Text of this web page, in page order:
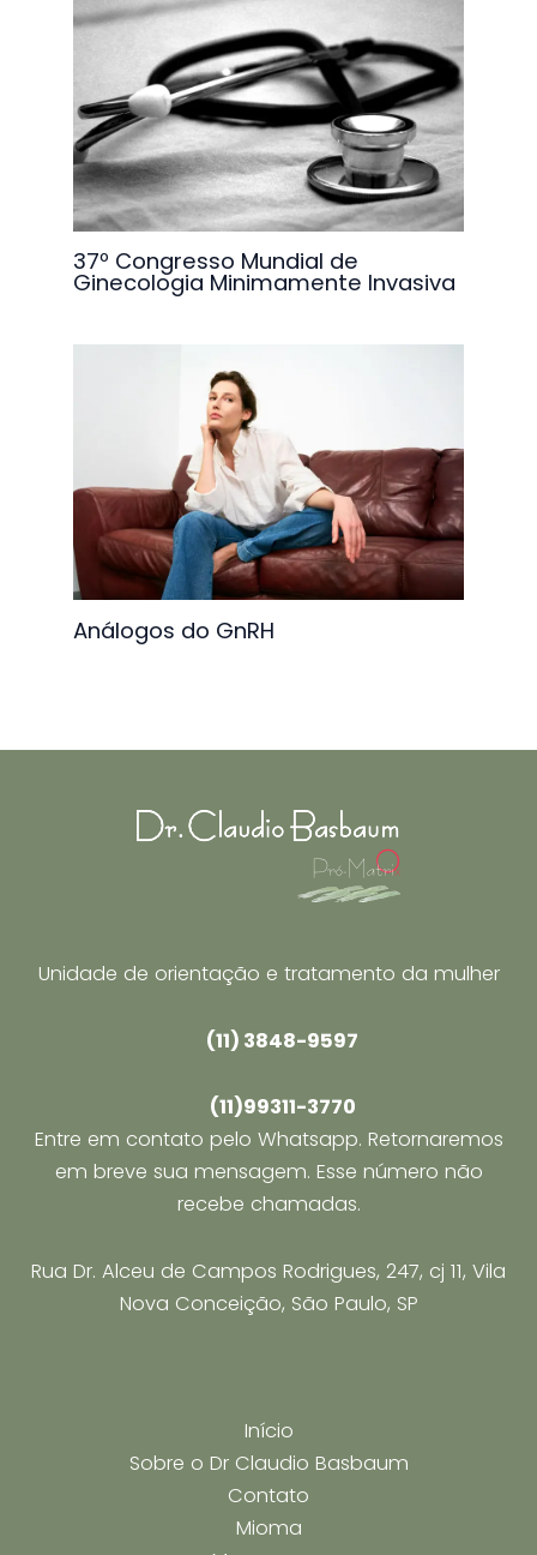
37º Congresso Mundial de
Ginecologia Minimamente Invasiva
Análogos do GnRH
Unidade de orientação e tratamento da mulher
(11) 3848-9597
(11)99311-3770
Entre em contato pelo Whatsapp. Retornaremos
em breve sua mensagem. Esse número não
recebe chamadas.
Rua Dr. Alceu de Campos Rodrigues, 247, cj 11, Vila
Nova Conceição, São Paulo, SP
Início
Sobre o Dr Claudio Basbaum
Contato
Mioma